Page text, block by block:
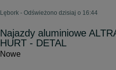
Lębork - Odświeżono dzisiaj o 16:44
Najazdy aluminiowe
HURT - DETAL
Nowe